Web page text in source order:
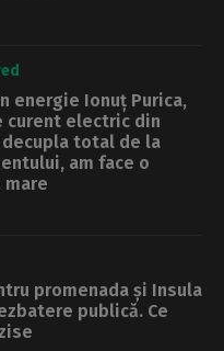
energie Ionuț Purica,
curent electric din
decupla total de la
am face o
promenada și Insula
publică. Ce